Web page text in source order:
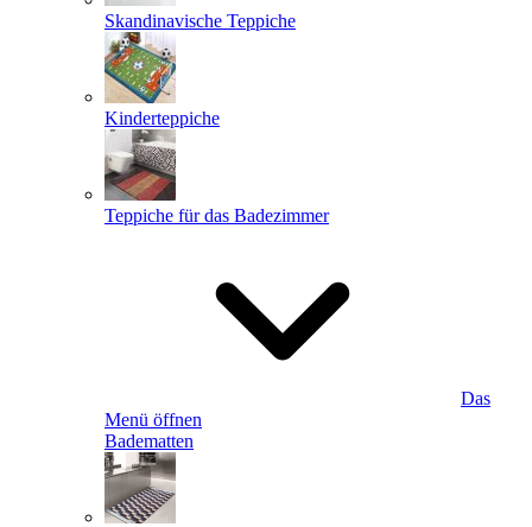
Skandinavische Teppiche
Kinderteppiche
Teppiche für das Badezimmer
Das
Menü öffnen
Badematten